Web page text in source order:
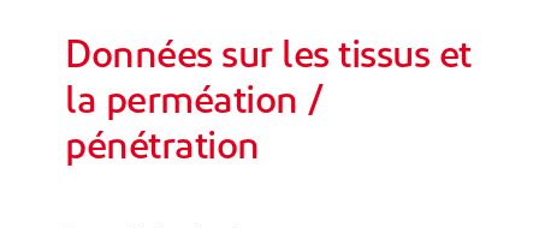
Données sur les tissus et
la perméation /
pénétration